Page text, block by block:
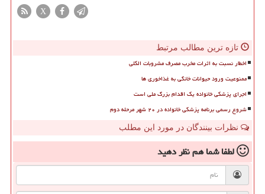
X
تازه ترین مطالب مرتبط
اخطار نسبت به اثرات مخرب مصرف مشروبات الکلی
ممنوعیت ورود حیوانات خانگی به غذاخوری ها
اجرای پزشکی خانواده یک اقدام بزرگ ملی است
شروع رسمی برنامه پزشکی خانواده در ۲۰ شهر مرحله دوم
نظرات بینندگان در مورد این مطلب
لطفا شما همنظر دهید